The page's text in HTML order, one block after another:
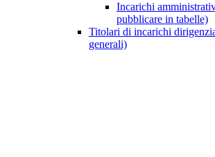
Incarichi
pubblicare in tabelle)
Titolari di incarichi
generali)